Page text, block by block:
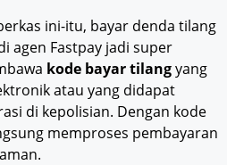
ini-itu, bayar denda tilang
agen Fastpay jadi super
kode bayar tilangyang
atau yang didapat
di kepolisian. Dengan kode
memproses pembayaran